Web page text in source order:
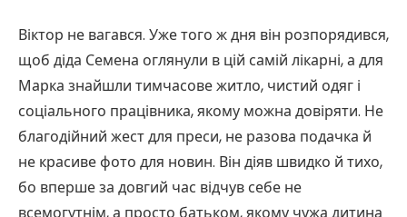
Віктор не вагався. Уже того ж дня він розпорядився,
щоб діда Семена оглянули в цій самій лікарні, а для
Марка знайшли тимчасове житло, чистий одяг і
соціального працівника, якому можна довіряти. Не
благодійний жест для преси, не разова подачка й
не красиве фото для новин. Він діяв швидко й тихо,
бо вперше за довгий час відчув себе не